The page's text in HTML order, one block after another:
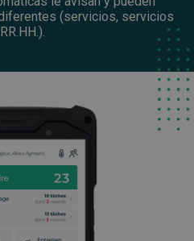
(servicios, servicios